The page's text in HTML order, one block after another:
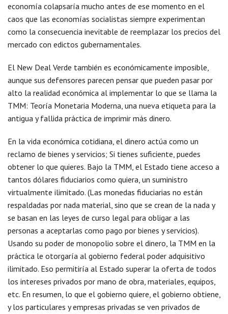
economía colapsaría mucho antes de ese momento en el
caos que las economías socialistas siempre experimentan
como la consecuencia inevitable de reemplazar los precios del
mercado con edictos gubernamentales.
El New Deal Verde también es económicamente imposible,
aunque sus defensores parecen pensar que pueden pasar por
alto la realidad económica al implementar lo que se llama la
TMM: Teoría Monetaria Moderna, una nueva etiqueta para la
antigua y fallida práctica de imprimir más dinero.
En la vida económica cotidiana, el dinero actúa como un
reclamo de bienes y servicios; Si tienes suficiente, puedes
obtener lo que quieres. Bajo la TMM, el Estado tiene acceso a
tantos dólares fiduciarios como quiera, un suministro
virtualmente ilimitado. (Las monedas fiduciarias no están
respaldadas por nada material, sino que se crean de la nada y
se basan en las leyes de curso legal para obligar a las
personas a aceptarlas como pago por bienes y servicios).
Usando su poder de monopolio sobre el dinero, la TMM en la
práctica le otorgaría al gobierno federal poder adquisitivo
ilimitado. Eso permitiría al Estado superar la oferta de todos
los intereses privados por mano de obra, materiales, equipos,
etc. En resumen, lo que el gobierno quiere, el gobierno obtiene,
y los particulares y empresas privadas se ven privados de